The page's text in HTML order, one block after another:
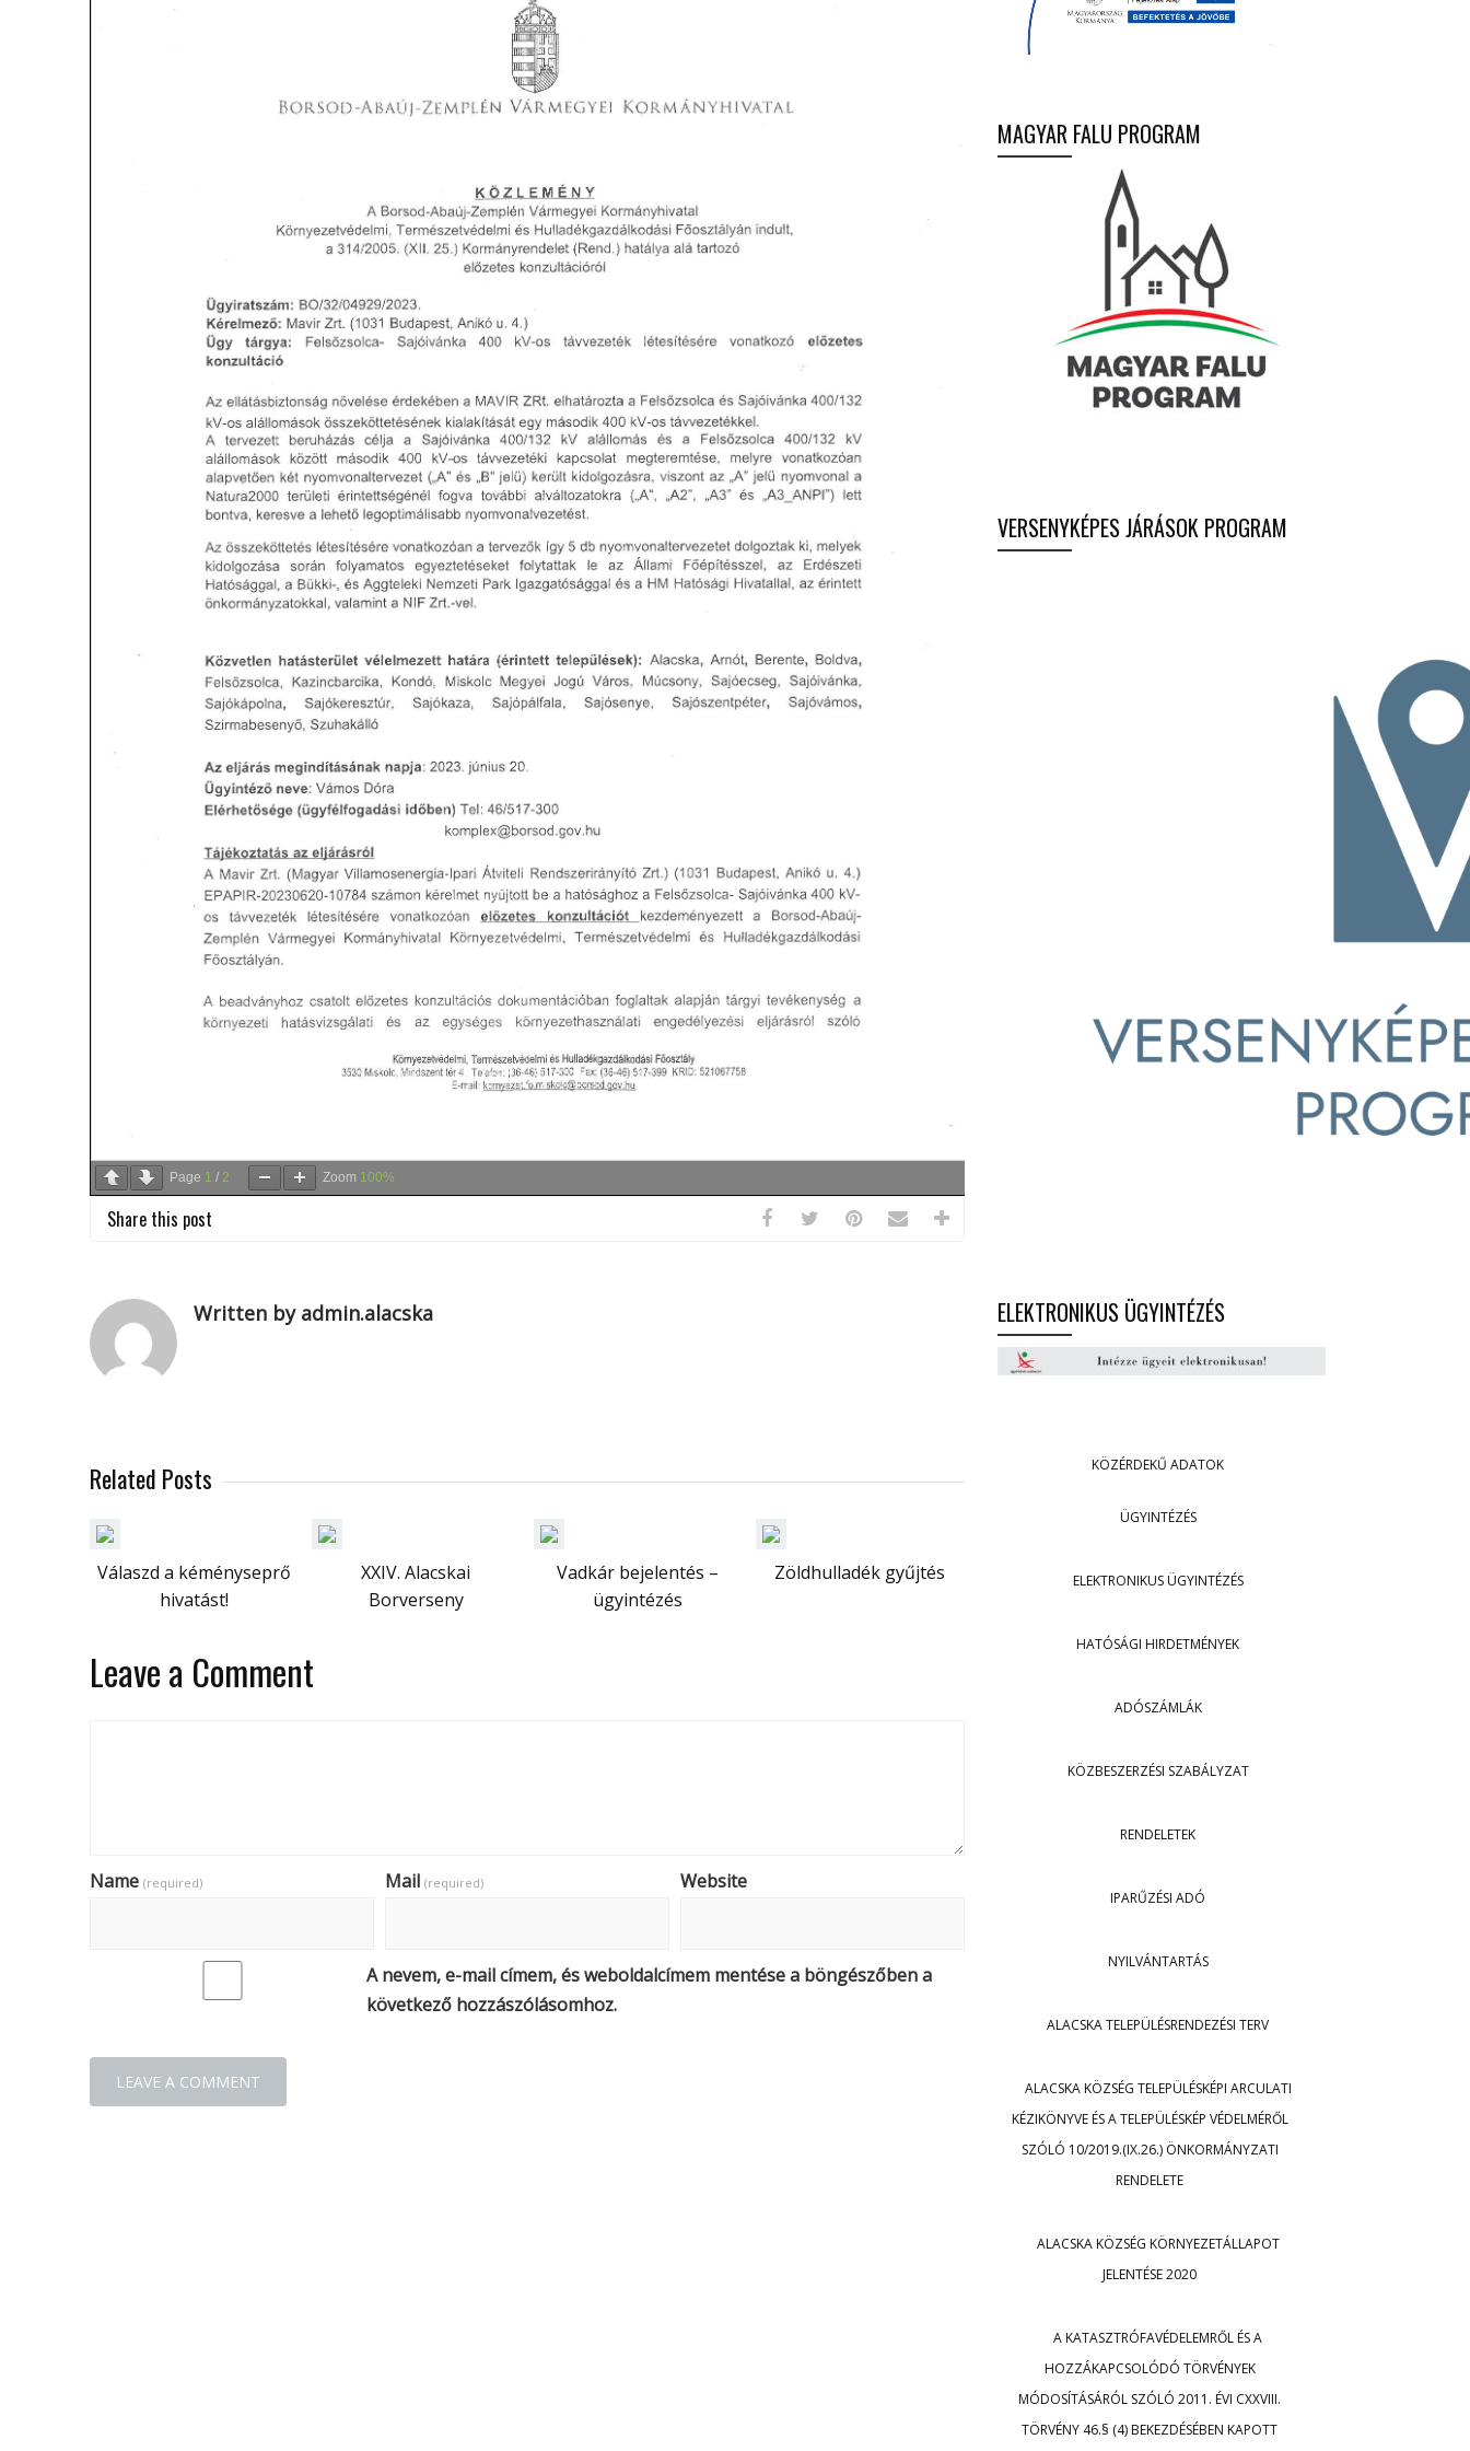
Page 1 / 2 Zoom 100%
Share this post
Written by admin.alacska
Related Posts
Válaszd a kéményseprő
hivatást!
XXIV. Alacskai
Borverseny
Vadkár bejelentés –
ügyintézés
Zöldhulladék gyűjtés
Leave a Comment
Name (required) Mail (required) Website
A nevem, e-mail címem, és weboldalcímem mentése a böngészőben a
következő hozzászólásomhoz.
MAGYAR FALU PROGRAM
VERSENYKÉPES JÁRÁSOK PROGRAM
ELEKTRONIKUS ÜGYINTÉZÉS
KÖZÉRDEKŰ ADATOK
ÜGYINTÉZÉS
ELEKTRONIKUS ÜGYINTÉZÉS
HATÓSÁGI HIRDETMÉNYEK
ADÓSZÁMLÁK
KÖZBESZERZÉSI SZABÁLYZAT
RENDELETEK
IPARŰZÉSI ADÓ
NYILVÁNTARTÁS
ALACSKA TELEPÜLÉSRENDEZÉSI TERV
ALACSKA KÖZSÉG TELEPÜLÉSKÉPI ARCULATI
KÉZIKÖNYVE ÉS A TELEPÜLÉSKÉP VÉDELMÉRŐL
SZÓLÓ 10/2019.(IX.26.) ÖNKORMÁNYZATI
RENDELETE
ALACSKA KÖZSÉG KÖRNYEZETÁLLAPOT
JELENTÉSE 2020
A KATASZTRÓFAVÉDELEMRŐL ÉS A
HOZZÁKAPCSOLÓDÓ TÖRVÉNYEK
MÓDOSÍTÁSÁRÓL SZÓLÓ 2011. ÉVI CXXVIII.
TÖRVÉNY 46.§ (4) BEKEZDÉSÉBEN KAPOTT